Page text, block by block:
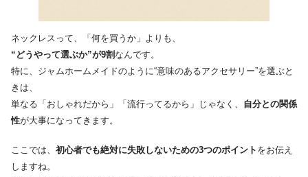
ネックレスって、「何を買うか」よりも、
“どうやって選ぶか”が9割 なんです。
特に、ジャムホームメイドのように“意味のあるアクセサリー”を選ぶと
きは、
単なる「おしゃれだから」「流行ってるから」じゃなく、 自分との関係
性が大事になってきます。
ここでは、 初心者でも絶対に失敗しないための3つのポイント をお伝え
しますね。